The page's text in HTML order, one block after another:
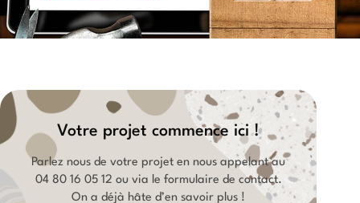
Votre projet commence ici !
Parlez nous de votre projet en nous appelant au
04 80 16 05 12 ou via le formulaire de contact.
On a déjà hâte d’en savoir plus !